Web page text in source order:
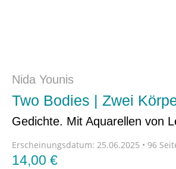
Nida Younis
Two Bodies | Zwei
Gedichte. Mit Aquarellen von
Erscheinungsdatum: 25.06.2025 • 96
14,00 €